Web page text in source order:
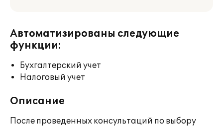
Автоматизированы следующие
функции:
Бухгалтерский учет
Налоговый учет
Описание
После проведенных консультаций по выбору